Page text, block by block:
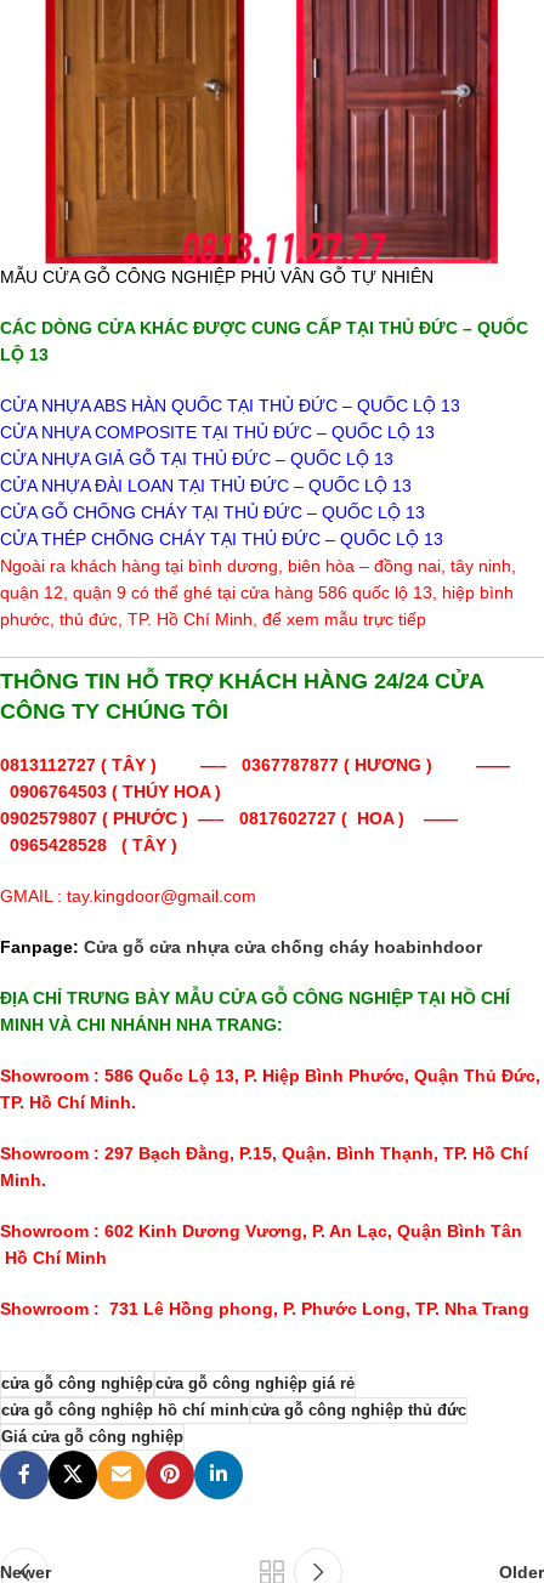
MẪU CỬA GỖ CÔNG NGHIỆP PHỦ VÂN GỖ TỰ NHIÊN
CÁC DÒNG CỬA KHÁC ĐƯỢC CUNG CẤP TẠI THỦ ĐỨC – QUỐC
LỘ 13
CỬA NHỰA ABS HÀN QUỐC TẠI THỦ ĐỨC – QUỐC LỘ 13
CỬA NHỰA COMPOSITE TẠI THỦ ĐỨC – QUỐC LỘ 13
CỬA NHỰA GIẢ GỖ TẠI THỦ ĐỨC – QUỐC LỘ 13
CỬA NHỰA ĐÀI LOAN TẠI THỦ ĐỨC – QUỐC LỘ 13
CỬA GỖ CHỐNG CHÁY TẠI THỦ ĐỨC – QUỐC LỘ 13
CỬA THÉP CHỐNG CHÁY TẠI THỦ ĐỨC – QUỐC LỘ 13
Ngoài ra khách hàng tại bình dương, biên hòa – đồng nai, tây ninh,
quận 12, quận 9 có thể ghé tại cửa hàng 586 quốc lộ 13, hiệp bình
phước, thủ đức, TP. Hồ Chí Minh, để xem mẫu trực tiếp
THÔNG TIN HỖ TRỢ KHÁCH HÀNG 24/24 CỬA
CÔNG TY CHÚNG TÔI
0813112727 ( TÂY ) —–
0367787877 ( HƯƠNG ) ——
0906764503 ( THÚY HOA )
0902579807 ( PHƯỚC ) —– 0817602727 ( HOA ) ——
0965428528 ( TÂY )
GMAIL : tay.kingdoor@gmail.com
Fanpage: Cửa gỗ cửa nhựa cửa chống cháy hoabinhdoor
ĐỊA CHỈ TRƯNG BÀY MẪU CỬA GỖ CÔNG NGHIỆP TẠI HỒ CHÍ
MINH VÀ CHI NHÁNH NHA TRANG:
Showroom : 586 Quốc Lộ 13, P. Hiệp Bình Phước, Quận Thủ Đức,
TP. Hồ Chí Minh.
Showroom : 297 Bạch Đằng, P.15, Quận. Bình Thạnh, TP. Hồ Chí
Minh.
Showroom : 602 Kinh Dương Vương, P. An Lạc, Quận Bình Tân
Hồ Chí Minh
Showroom : 731 Lê Hồng phong, P. Phước Long, TP. Nha Trang
cửa gỗ công nghiệpcửa gỗ công nghiệp giá rẻ
cửa gỗ công nghiệp hồ chí minhcửa gỗ công nghiệp thủ đức
Giá cửa gỗ công nghiệp
Newer Older